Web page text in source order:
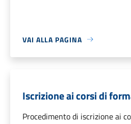
VAI ALLA PAGINA
Iscrizione ai corsi di
Procedimento di iscrizione ai